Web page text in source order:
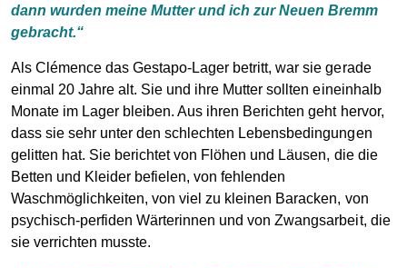
dann wurden meine Mutter und ich zur Neuen Bremm
gebracht.“
Als Clémence das Gestapo-Lager betritt, war sie gerade
einmal 20 Jahre alt. Sie und ihre Mutter sollten eineinhalb
Monate im Lager bleiben. Aus ihren Berichten geht hervor,
dass sie sehr unter den schlechten Lebensbedingungen
gelitten hat. Sie berichtet von Flöhen und Läusen, die die
Betten und Kleider befielen, von fehlenden
Waschmöglichkeiten, von viel zu kleinen Baracken, von
psychisch-perfiden Wärterinnen und von Zwangsarbeit, die
sie verrichten musste.